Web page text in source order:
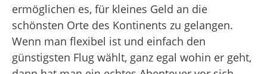
ermöglichen es, für kleines Geld an die
schönsten Orte des Kontinents zu gelangen.
Wenn man flexibel ist und einfach den
günstigsten Flug wählt, ganz egal wohin er geht,